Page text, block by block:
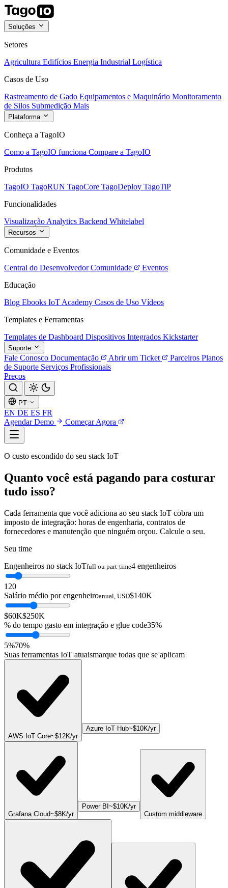
Soluções
Setores
Agricultura Edifícios Energia Industrial Logística
Casos de Uso
Rastreamento de Gado Equipamentos e Maquinário Monitoramento
de Silos Submedição Mais
Plataforma
Conheça a TagoIO
Como a TagoIO funciona Compare a TagoIO
Produtos
TagoIO TagoRUN TagoCore TagoDeploy TagoTiP
Funcionalidades
Visualização Analytics Backend Whitelabel
Recursos
Comunidade e Eventos
Central do Desenvolvedor Comunidade
Eventos
Educação
Blog Ebooks IoT Academy Casos de Uso Vídeos
Templates e Ferramentas
Templates de Dashboard Dispositivos Integrados Kickstarter
Suporte
Fale Conosco Documentação Abrir um Ticket Parceiros Planos
de Suporte Serviços Profissionais
Preços
PT
EN DE ES FR
Agendar Demo
Começar Agora
O custo escondido do seu stack IoT
Quanto você está pagando para costurar
tudo isso?
Cada ferramenta que você adiciona ao seu stack IoT cobra um
imposto de integração: horas de engenharia, contratos de
fornecedores e manutenção que ninguém orçou. Calcule o seu.
Seu time
Engenheiros no stack IoTfull ou part-time4 engenheiros
1 20
Salário médio por engenheiroanual, USD$140K
$60K$250K
% do tempo gasto em integração e glue code35%
5%70%
Suas ferramentas IoT atuaismarque todas que se aplicam
AWS IoT Core~$12K/yr
Azure IoT Hub~$10K/yr
Grafana Cloud~$8K/yr
Power BI ~$10K/yr
Custom middleware